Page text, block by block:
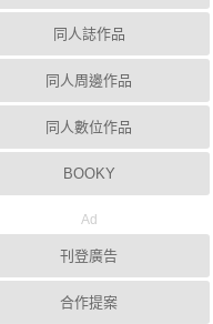
同人誌作品
同人周邊作品
同人數位作品
BOOKY
Ad
刊登廣告
合作提案